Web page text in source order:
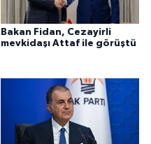
Bakan Fidan, Cezayirli
mevkidaşı Attaf ile görüştü